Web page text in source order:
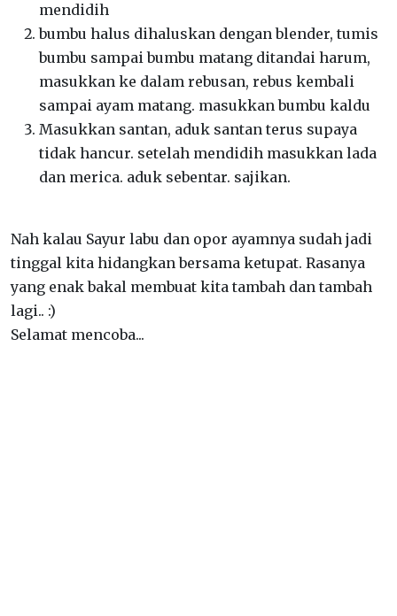
mendidih
bumbu halus dihaluskan dengan blender, tumis
bumbu sampai bumbu matang ditandai harum,
masukkan ke dalam rebusan, rebus kembali
sampai ayam matang. masukkan bumbu kaldu
Masukkan santan, aduk santan terus supaya
tidak hancur. setelah mendidih masukkan lada
dan merica. aduk sebentar. sajikan.
Nah kalau Sayur labu dan opor ayamnya sudah jadi
tinggal kita hidangkan bersama ketupat. Rasanya
yang enak bakal membuat kita tambah dan tambah
lagi.. :)
Selamat mencoba...